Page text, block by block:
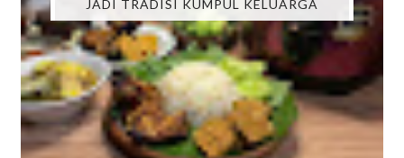
JADI TRADISI KUMPUL KELUARGA